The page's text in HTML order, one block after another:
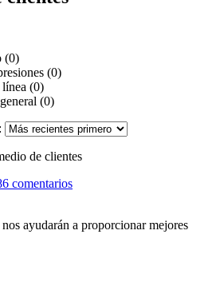
(0)
(0)
(0)
(0)
de clientes
comentarios
ayudarán a proporcionar mejores